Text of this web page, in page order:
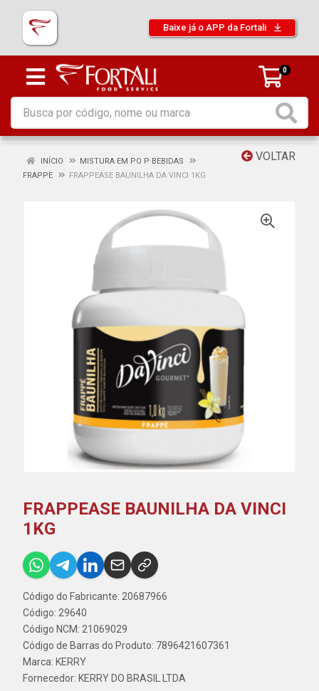
Baixe já o APP da Fortali
0
VOLTAR
INÍCIO
MISTURA EM PO P BEBIDAS
FRAPPE
FRAPPEASE BAUNILHA DA VINCI 1KG
FRAPPEASE BAUNILHA DA VINCI
1KG
Código do Fabricante: 20687966
Código: 29640
Código NCM: 21069029
Código de Barras do Produto: 7896421607361
Marca: KERRY
Fornecedor: KERRY DO BRASIL LTDA